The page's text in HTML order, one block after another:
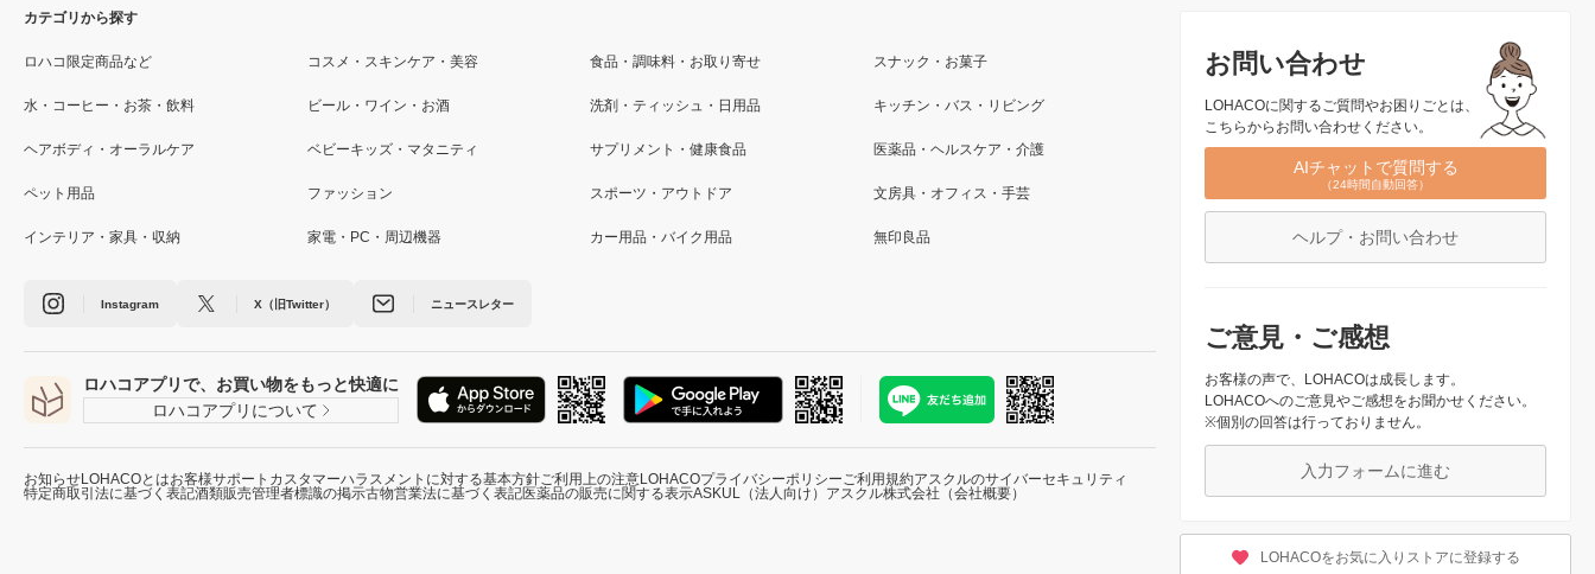
お問い合わせ
LOHACOに関するご質問やお困りごとは、
こちらからお問い合わせください。
AIチャットで質問する
（24時間自動回答）
ヘルプ・お問い合わせ
ご意見・ご感想
お客様の声で、LOHACOは成長します。
LOHACOへのご意見やご感想をお聞かせください。
※個別の回答は行っておりません。
入力フォームに進む
LOHACOをお気に入りストアに登録する
カテゴリから探す
ロハコ限定商品など コスメ・スキンケア・美容 食品・調味料・お取り寄せ スナック・お菓子
水・コーヒー・お茶・飲料 ビール・ワイン・お酒 洗剤・ティッシュ・日用品 キッチン・バス・リビング
ヘアボディ・オーラルケア ベビーキッズ・マタニティ サプリメント・健康食品 医薬品・ヘルスケア・介護
ペット用品 ファッション スポーツ・アウトドア 文房具・オフィス・手芸
インテリア・家具・収納 家電・PC・周辺機器 カー用品・バイク用品 無印良品
Instagram X（旧Twitter） ニュースレター
ロハコアプリで、お買い物をもっと快適に
ロハコアプリについて
お知らせLOHACOとはお客様サポート カスタマーハラスメントに対する基本方針ご利用上の注意LOHACOプライバシーポリシーご利用規約アスクルのサイバーセキュリティ
特定商取引法に基づく表記酒類販売管理者標識の掲示古物営業法に基づく表記医薬品の販売に関する表示ASKUL（法人向け） アスクル株式会社（会社概要）